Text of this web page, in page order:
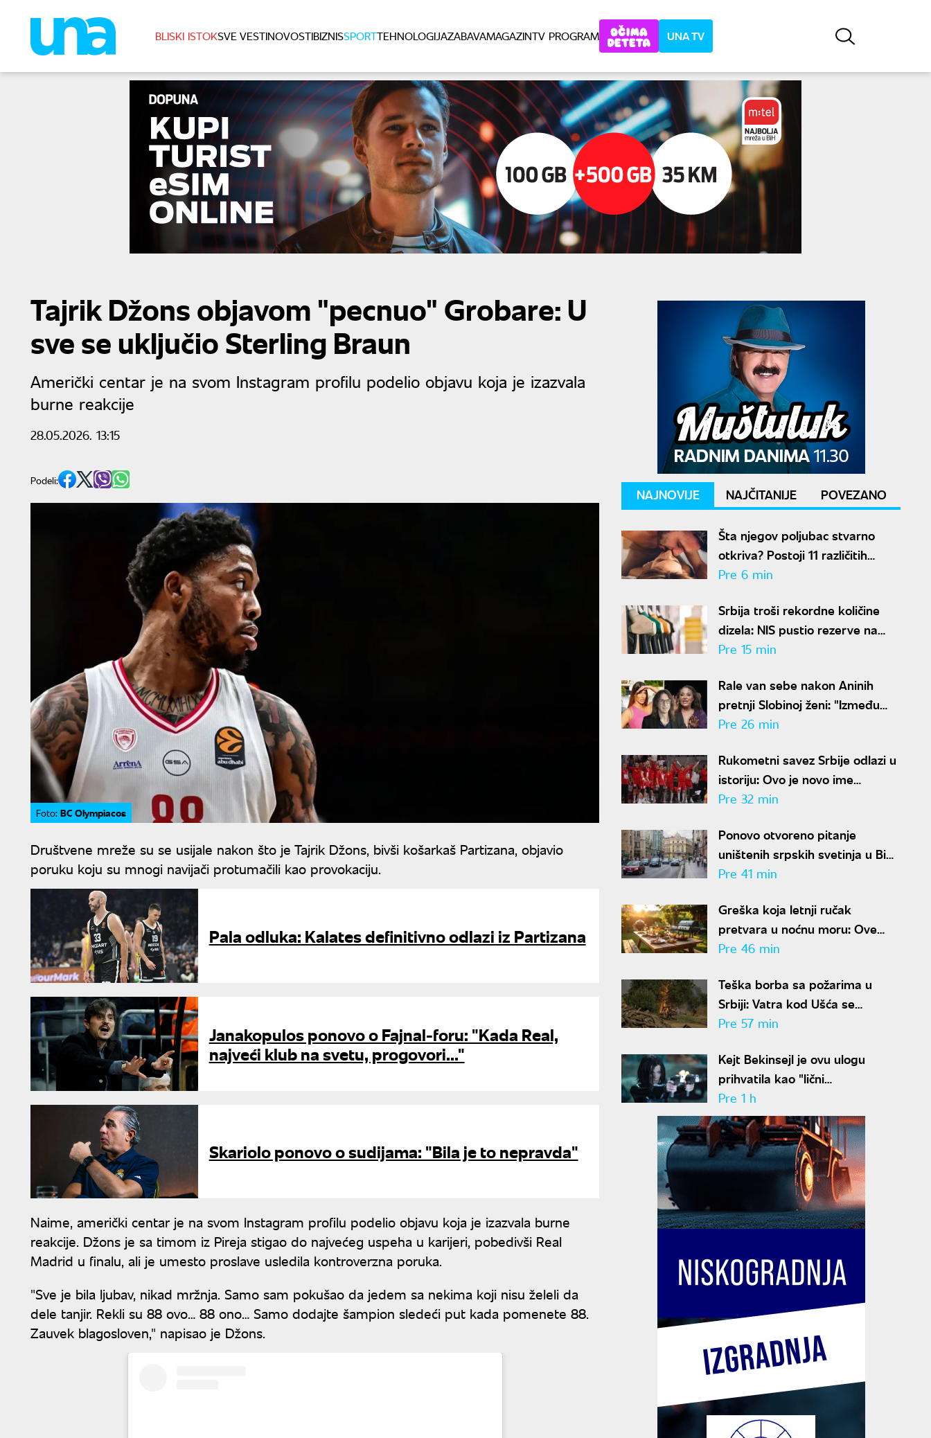
BLISKI ISTOKSVE VESTINOVOSTIBIZNISSPORTTEHNOLOGIJAZABAVAMAGAZINTV PROGRAM UNA TV
Tajrik Džons objavom "pecnuo" Grobare: U
sve se uključio Sterling Braun
Američki centar je na svom Instagram profilu podelio objavu koja je izazvala
burne reakcije
28.05.2026. 13:15
Podeli:
Foto: BC Olympiacos
Društvene mreže su se usijale nakon što je Tajrik Džons, bivši košarkaš Partizana, objavio
poruku koju su mnogi navijači protumačili kao provokaciju.
Pala odluka: Kalates definitivno odlazi iz Partizana
Janakopulos ponovo o Fajnal-foru: "Kada Real,
najveći klub na svetu, progovori..."
Skariolo ponovo o sudijama: "Bila je to nepravda"
Naime, američki centar je na svom Instagram profilu podelio objavu koja je izazvala burne
reakcije. Džons je sa timom iz Pireja stigao do najvećeg uspeha u karijeri, pobedivši Real
Madrid u finalu, ali je umesto proslave usledila kontroverzna poruka.
"Sve je bila ljubav, nikad mržnja. Samo sam pokušao da jedem sa nekima koji nisu želeli da
dele tanjir. Rekli su 88 ovo… 88 ono… Samo dodajte šampion sledeći put kada pomenete 88.
Zauvek blagosloven," napisao je Džons.
NAJNOVIJE NAJČITANIJE POVEZANO
Šta njegov poljubac stvarno
otkriva? Postoji 11 različitih
načina na koji vas ljubi
Pre 6 min
Srbija troši rekordne količine
dizela: NIS pustio rezerve na
tržište, država ima dodatnu
Pre 15 min
Rale van sebe nakon Aninih
pretnji Slobinoj ženi: "Između
Jelene i mene nikad ništa nije
Pre 26 min
Rukometni savez Srbije odlazi u
istoriju: Ovo je novo ime
srpskog rukometa
Pre 32 min
Ponovo otvoreno pitanje
uništenih srpskih svetinja u BiH:
"Znaju ko ih je rušio, ali
Pre 41 min
Greška koja letnji ručak
pretvara u noćnu moru: Ove
namirnice postaju otrovne na
Pre 46 min
Teška borba sa požarima u
Srbiji: Vatra kod Ušća se
rasplamsava, dobre vesti iz
Pre 57 min
Kejt Bekinsejl je ovu ulogu
prihvatila kao "lični
eksperiment": Promenila joj tok
karijere
Pre 1 h